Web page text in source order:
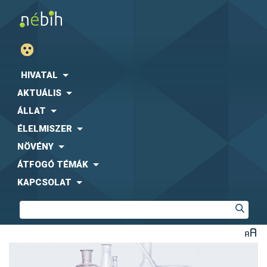
HIVATAL
AKTUÁLIS
ÁLLAT
ÉLELMISZER
NÖVÉNY
ÁTFOGÓ TÉMÁK
KAPCSOLAT